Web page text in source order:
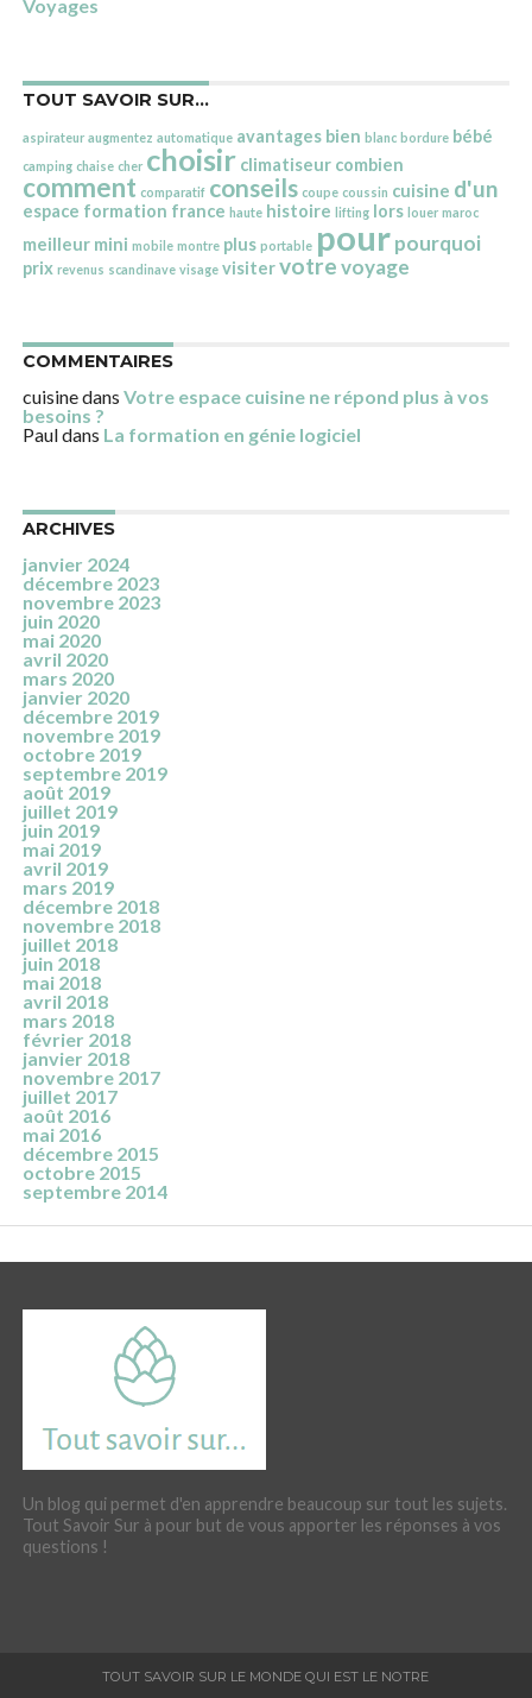
Voyages
TOUT SAVOIR SUR…
aspirateur augmentez automatique avantages bien blanc bordure bébé
camping chaise cher choisir climatiseur combien
comment comparatif conseils coupe coussin cuisine d'un
espace formation france haute histoire lifting lors louer maroc
meilleur mini mobile montre plus portable pour pourquoi
prix revenus scandinave visage visitervotrevoyage
COMMENTAIRES
cuisinedans Votre espace cuisine ne répond plus à vos
besoins ?
Pauldans La formation en génie logiciel
ARCHIVES
janvier 2024
décembre 2023
novembre 2023
juin 2020
mai 2020
avril 2020
mars 2020
janvier 2020
décembre 2019
novembre 2019
octobre 2019
septembre 2019
août 2019
juillet 2019
juin 2019
mai 2019
avril 2019
mars 2019
décembre 2018
novembre 2018
juillet 2018
juin 2018
mai 2018
avril 2018
mars 2018
février 2018
janvier 2018
novembre 2017
juillet 2017
août 2016
mai 2016
décembre 2015
octobre 2015
septembre 2014
Un blog qui permet d'en apprendre beaucoup sur tout les sujets.
Tout Savoir Sur à pour but de vous apporter les réponses à vos
questions !
TOUT SAVOIR SUR LE MONDE QUI EST LE NOTRE